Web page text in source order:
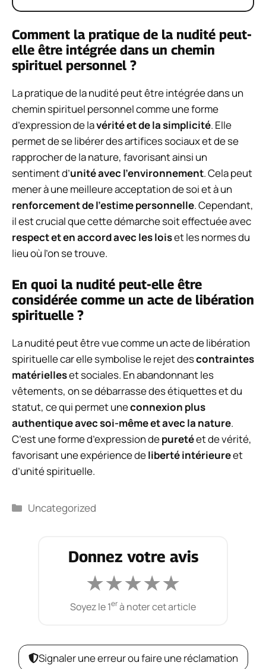
Comment la pratique de la nudité peut-
elle être intégrée dans un chemin
spirituel personnel ?
La pratique de la nudité peut être intégrée dans un
chemin spirituel personnel comme une forme
d’expression de lavérité et de la simplicité. Elle
permet de se libérer des artifices sociaux et de se
rapprocher de la nature, favorisant ainsi un
sentiment d’unité avec l’environnement. Cela peut
mener à une meilleure acceptation de soi et à un
renforcement de l’estime personnelle. Cependant,
il est crucial que cette démarche soit effectuée avec
respect et en accord avec les loiset les normes du
lieu où l’on se trouve.
En quoi la nudité peut-elle être
considérée comme un acte de libération
spirituelle ?
La nudité peut être vue comme un acte de libération
spirituelle car elle symbolise le rejet descontraintes
matérielleset sociales. En abandonnant les
vêtements, on se débarrasse des étiquettes et du
statut, ce qui permet uneconnexion plus
authentique avec soi-même et avec la nature.
C’est une forme d’expression depuretéet de vérité,
favorisant une expérience deliberté intérieureet
d’unité spirituelle.
Catégories
Uncategorized
Donnez votre avis
★★★★★
Soyez le 1erà noter cet article
Signaler une erreur ou faire une réclamation